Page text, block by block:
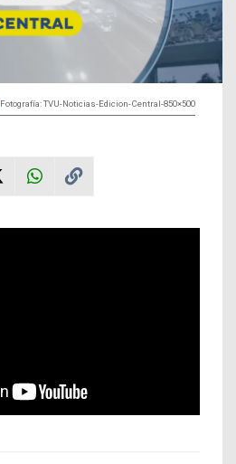
Fotografía: TVU-Noticias-Edicion-Central-850×500